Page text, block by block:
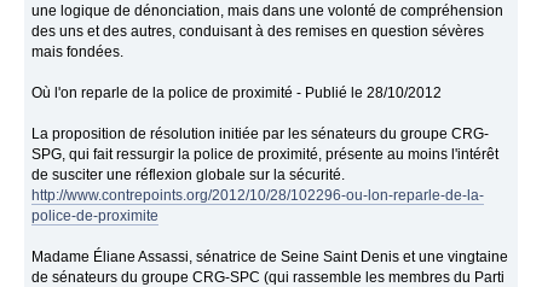
une logique de dénonciation, mais dans une volonté de compréhension
des uns et des autres, conduisant à des remises en question sévères
mais fondées.
Où l'on reparle de la police de proximité - Publié le 28/10/2012
La proposition de résolution initiée par les sénateurs du groupe CRG-
SPG, qui fait ressurgir la police de proximité, présente au moins l'intérêt
de susciter une réflexion globale sur la sécurité.
http://www.contrepoints.org/2012/10/28/102296-ou-lon-reparle-de-la-
police-de-proximite
Madame Éliane Assassi, sénatrice de Seine Saint Denis et une vingtaine
de sénateurs du groupe CRG-SPC (qui rassemble les membres du Parti